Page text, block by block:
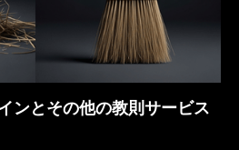
ンとその他の教則サービス